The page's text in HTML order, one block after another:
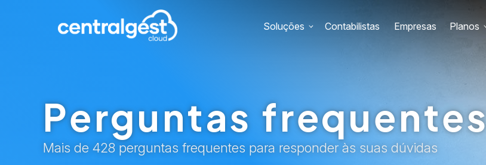
Soluções Contabilistas Empresas Planos
Perguntas frequentes
Mais de 428 perguntas frequentes para responder às suas dúvidas